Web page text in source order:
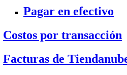
Pagar en efectivo
Costos por transacción
Facturas de